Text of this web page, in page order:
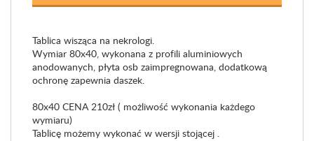
Tablica wisząca na nekrologi.
Wymiar 80x40, wykonana z profili aluminiowych
anodowanych, płyta osb zaimpregnowana, dodatkową
ochronę zapewnia daszek.
80x40 CENA 210zł ( możliwość wykonania każdego
wymiaru)
Tablicę możemy wykonać w wersji stojącej .